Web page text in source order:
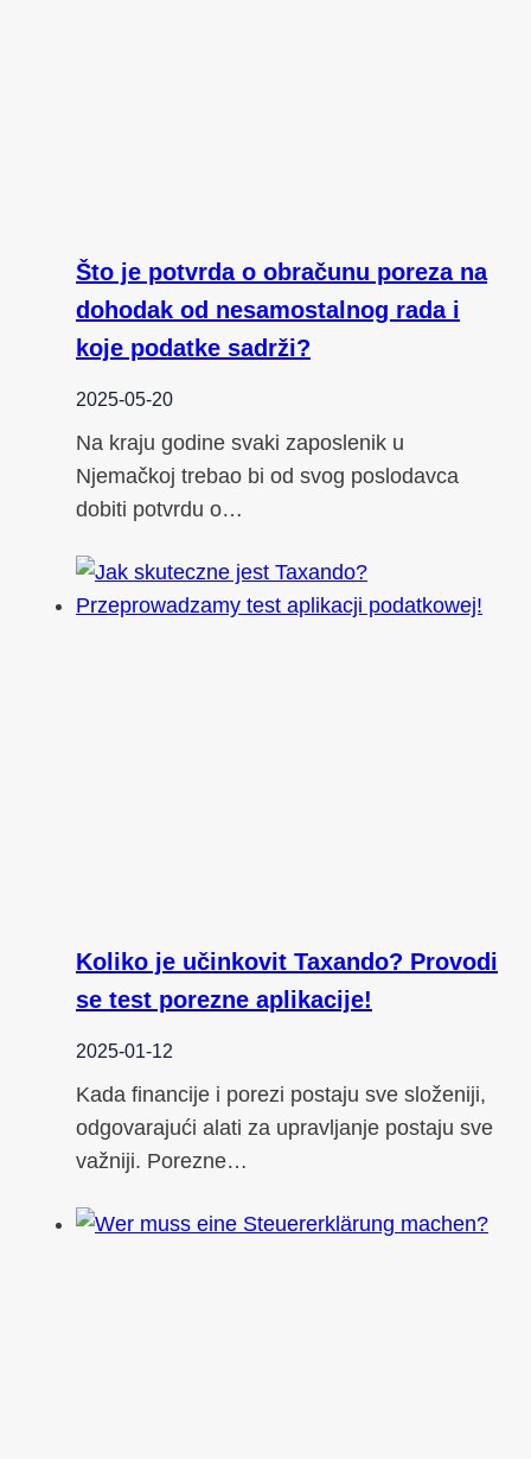
Što je potvrda o obračunu poreza na
dohodak od nesamostalnog rada i
koje podatke sadrži?
2025-05-20
Na kraju godine svaki zaposlenik u
Njemačkoj trebao bi od svog poslodavca
dobiti potvrdu o…
Koliko je učinkovit Taxando? Provodi
se test porezne aplikacije!
2025-01-12
Kada financije i porezi postaju sve složeniji,
odgovarajući alati za upravljanje postaju sve
važniji. Porezne…